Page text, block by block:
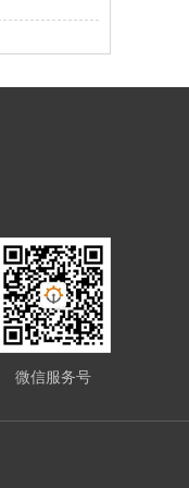
微信服务号